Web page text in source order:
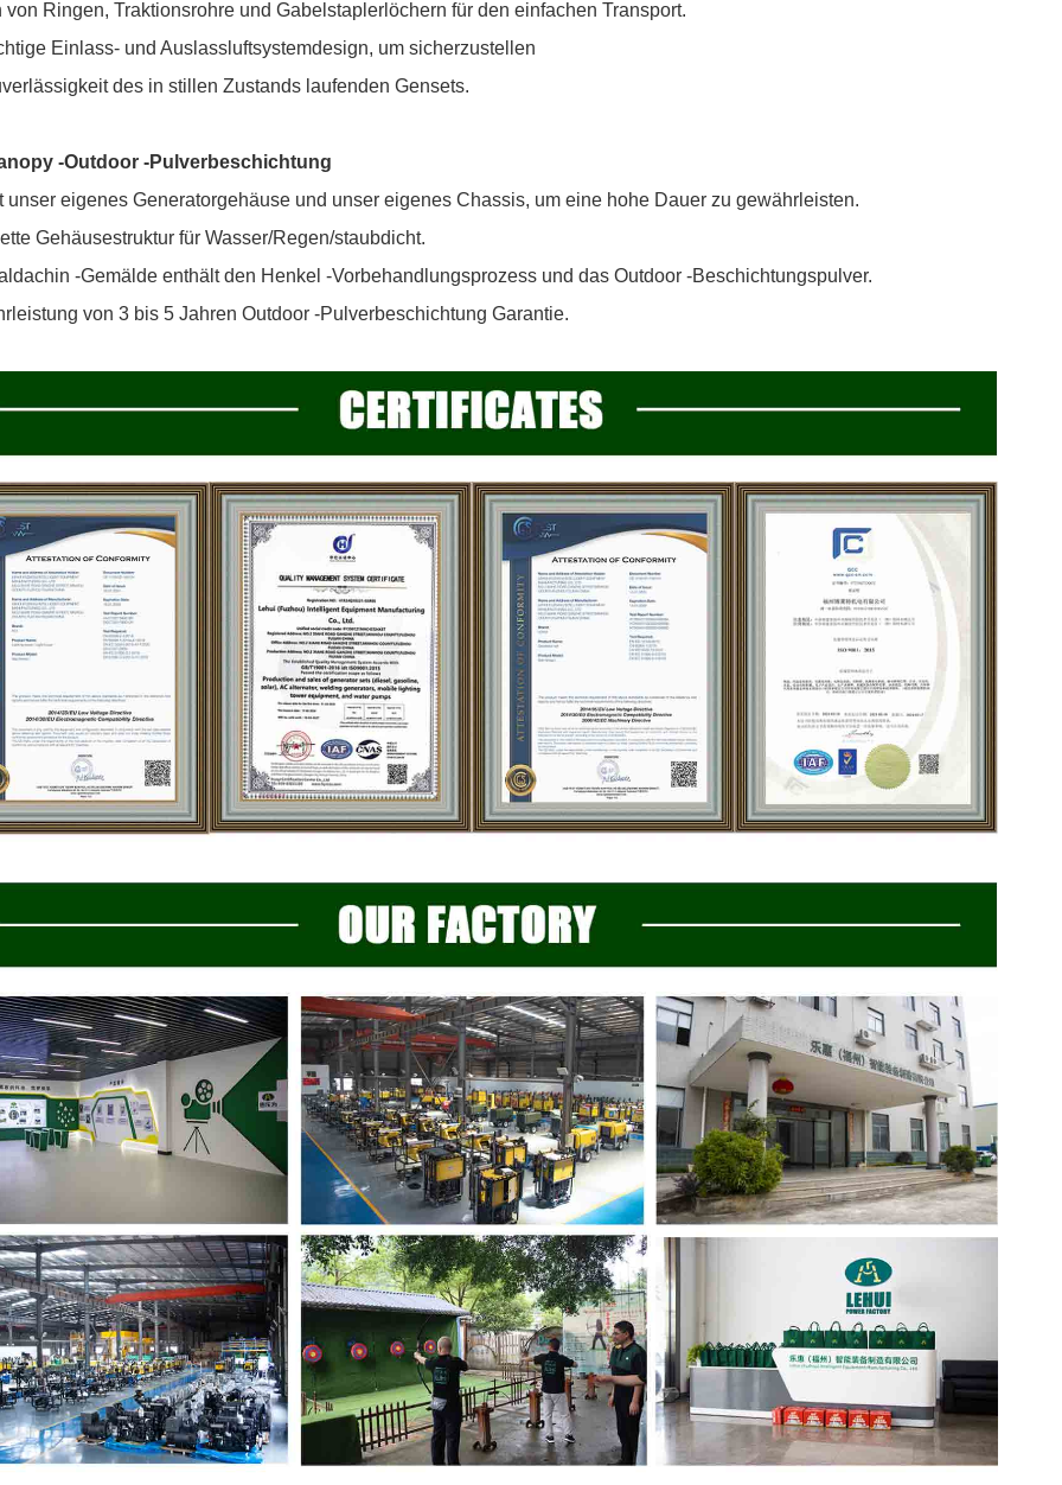
von Ringen, Traktionsrohre und Gabelstaplerlöchern für den einfachen Transport.
Einlass- und Auslassluftsystemdesign, um sicherzustellen
des in stillen Zustands laufenden Gensets.
-Outdoor -Pulverbeschichtung
unser eigenes Generatorgehäuse und unser eigenes Chassis, um eine hohe Dauer zu gewährleisten.
Gehäusestruktur für Wasser/Regen/staubdicht.
-Gemälde enthält den Henkel -Vorbehandlungsprozess und das Outdoor -Beschichtungspulver.
von 3 bis 5 Jahren Outdoor -Pulverbeschichtung Garantie.